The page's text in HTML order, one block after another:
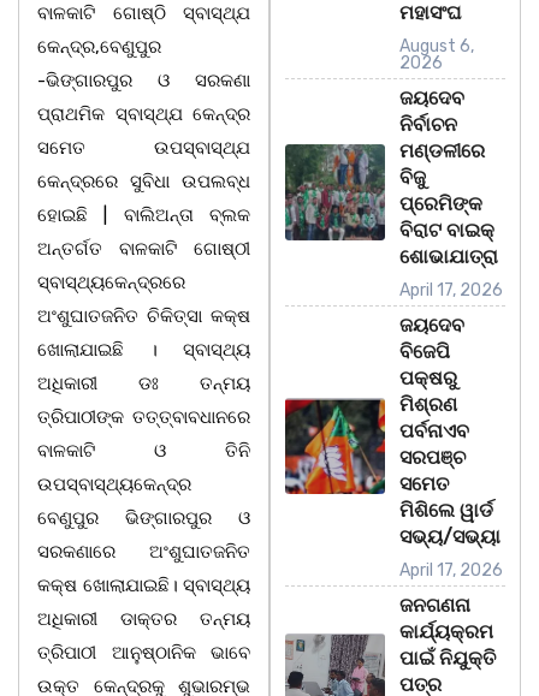
ବାଳକାଟି ଗୋଷ୍ଠି ସ୍ବାସ୍ଥ୍ଯ
କେନ୍ଦ୍ର,ବେଣୁପୁର
-ଭିଙ୍ଗାରପୁର ଓ ସରକଣା
ପ୍ରାଥମିକ ସ୍ବାସ୍ଥ୍ଯ କେନ୍ଦ୍ର
ସମେତ ଉପସ୍ବାସ୍ଥ୍ଯ
କେନ୍ଦ୍ରରେ ସୁବିଧା ଉପଲବ୍ଧ
ହୋଇଛି | ବାଲିଅନ୍ତା ବ୍ଲକ
ଅନ୍ତର୍ଗତ ବାଳକାଟି ଗୋଷ୍ଠୀ
ସ୍ବାସ୍ଥ୍ୟକେନ୍ଦ୍ରରେ
ଅଂଶୁଘାତଜନିତ ଚିକିତ୍ସା କକ୍ଷ
ଖୋଲାଯାଇଛି । ସ୍ବାସ୍ଥ୍ୟ
ଅଧିକାରୀ ଡଃ ତନ୍ମୟ
ତ୍ରିପାଠୀଙ୍କ ତତ୍ତ୍ବାବଧାନରେ
ବାଳକାଟି ଓ ତିନି
ଉପସ୍ବାସ୍ଥ୍ୟକେନ୍ଦ୍ର
ବେଣୁପୁର ଭିଙ୍ଗାରପୁର ଓ
ସରକଣାରେ ଅଂଶୁଘାତଜନିତ
କକ୍ଷ ଖୋଲାଯାଇଛି। ସ୍ବାସ୍ଥ୍ୟ
ଅଧିକାରୀ ଡାକ୍ତର ତନ୍ମୟ
ତ୍ରିପାଠୀ ଆନୁଷ୍ଠାନିକ ଭାବେ
ଉକ୍ତ କେନ୍ଦ୍ରକୁ ଶୁଭାରମ୍ଭ
ମହାସଂଘ
August 6,
2026
ଜୟଦେବ
ନିର୍ବାଚନ
ମଣ୍ଡଳୀରେ
ବିଜୁ
ପ୍ରେମିଙ୍କ
ବିରାଟ ବାଇକ୍
ଶୋଭାଯାତ୍ରା
April 17, 2026
ଜୟଦେବ
ବିଜେପି
ପକ୍ଷରୁ
ମିଶ୍ରଣ
ପର୍ବନାଏବ
ସରପଞ୍ଚ
ସମେତ
ମିଶିଲେ ୱାର୍ଡ
ସଭ୍ୟ/ସଭ୍ୟା
April 17, 2026
ଜନଗଣନା
କାର୍ଯ୍ୟକ୍ରମ
ପାଇଁ ନିଯୁକ୍ତି
ପତ୍ର